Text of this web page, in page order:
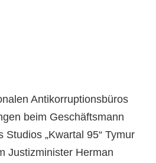
Antikorruptionsbüros
beim Geschäftsmann
Studios „Kwartal 95“ Tymur
Justizminister Herman